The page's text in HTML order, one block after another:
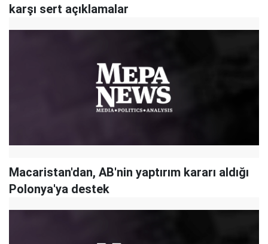
karşı sert açıklamalar
Macaristan'dan, AB'nin yaptırım kararı aldığı
Polonya'ya destek